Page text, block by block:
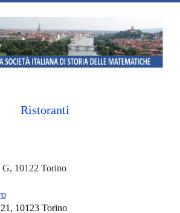
Ristoranti
G, 10122 Torino
10123 Torino